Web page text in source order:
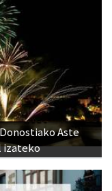
Aste
izateko